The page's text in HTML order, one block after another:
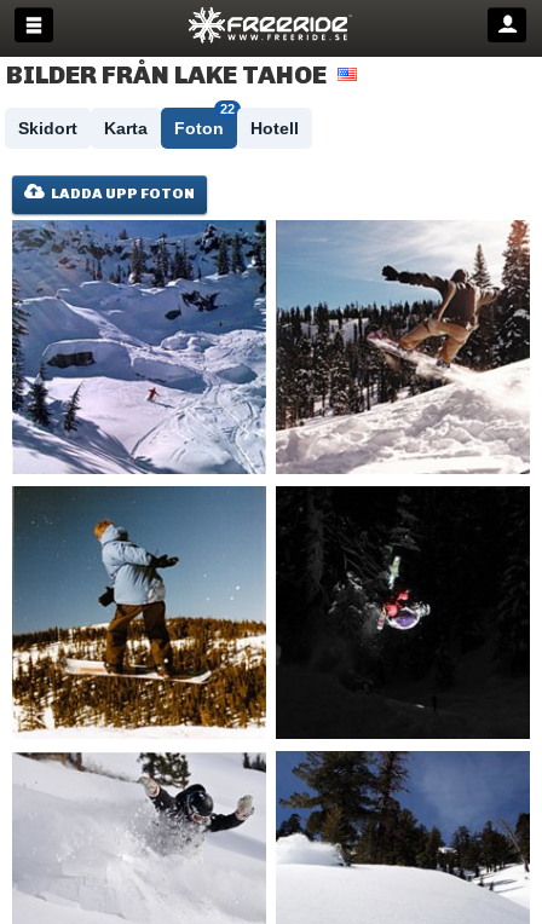
BILDER FRÅN LAKE TAHOE
Skidort Karta Foton
22
Hotell
LADDA UPP FOTON